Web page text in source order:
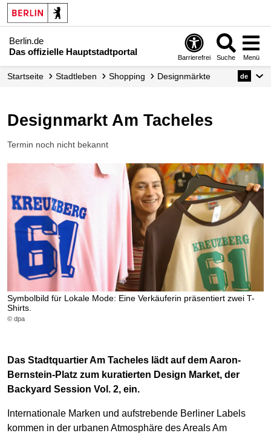
Berlin.de
Das offizielle Hauptstadtportal
Barrierefrei Suche Menü
Startseite Stadtleben Shopping Designmärkte de
Designmarkt Am Tacheles
Termin noch nicht bekannt
Symbolbild für Lokale Mode: Eine Verkäuferin präsentiert zwei T-
Shirts.
© dpa
Das Stadtquartier Am Tacheles lädt auf dem Aaron-
Bernstein-Platz zum kuratierten Design Market, der
Backyard Session Vol. 2, ein.
Internationale Marken und aufstrebende Berliner Labels
kommen in der urbanen Atmosphäre des Areals Am